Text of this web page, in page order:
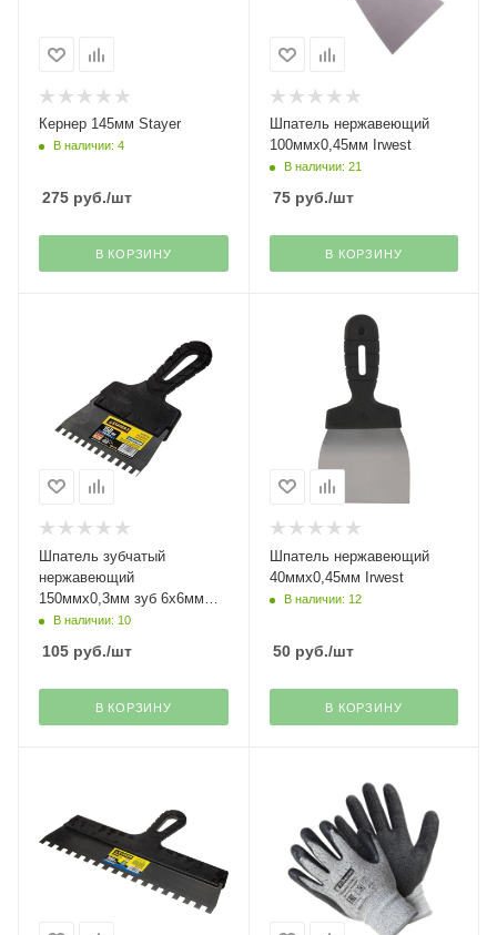
Кернер 145мм Stayer
В наличии: 4
275 руб./шт
В КОРЗИНУ
Шпатель нержавеющий
100ммх0,45мм Irwest
В наличии: 21
75руб./шт
В КОРЗИНУ
Шпатель зубчатый
нержавеющий
150ммх0,3мм зуб 6х6мм
Stayer
В наличии: 10
105 руб./шт
В КОРЗИНУ
Шпатель нержавеющий
40ммх0,45мм Irwest
В наличии: 12
50руб./шт
В КОРЗИНУ